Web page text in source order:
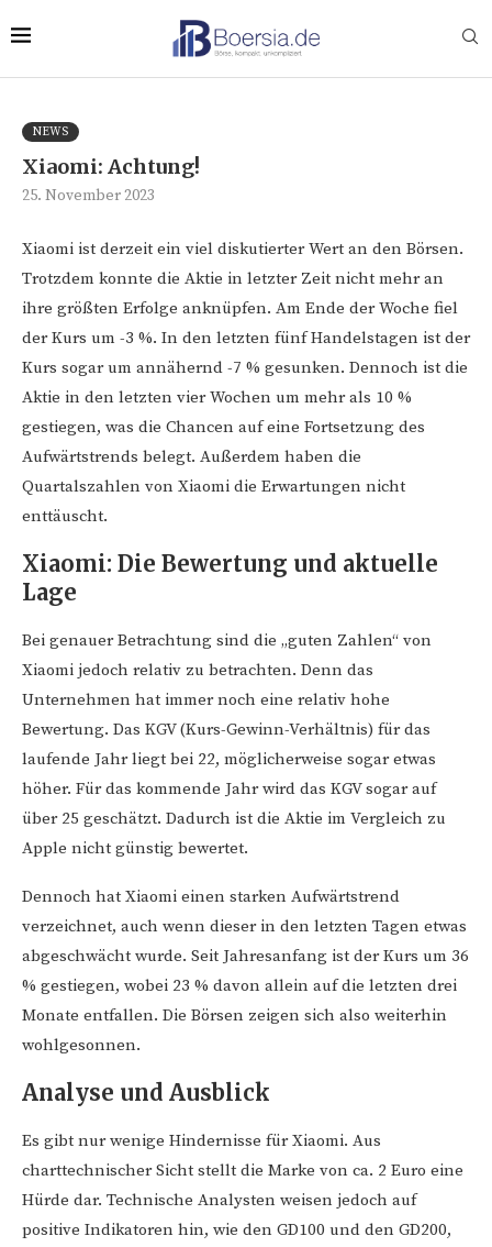
NEWS
Xiaomi: Achtung!
25. November 2023
Xiaomi ist derzeit ein viel diskutierter Wert an den Börsen.
Trotzdem konnte die Aktie in letzter Zeit nicht mehr an
ihre größten Erfolge anknüpfen. Am Ende der Woche fiel
der Kurs um -3 %. In den letzten fünf Handelstagen ist der
Kurs sogar um annähernd -7 % gesunken. Dennoch ist die
Aktie in den letzten vier Wochen um mehr als 10 %
gestiegen, was die Chancen auf eine Fortsetzung des
Aufwärtstrends belegt. Außerdem haben die
Quartalszahlen von Xiaomi die Erwartungen nicht
enttäuscht.
Xiaomi: Die Bewertung und aktuelle
Lage
Bei genauer Betrachtung sind die „guten Zahlen“ von
Xiaomi jedoch relativ zu betrachten. Denn das
Unternehmen hat immer noch eine relativ hohe
Bewertung. Das KGV (Kurs-Gewinn-Verhältnis) für das
laufende Jahr liegt bei 22, möglicherweise sogar etwas
höher. Für das kommende Jahr wird das KGV sogar auf
über 25 geschätzt. Dadurch ist die Aktie im Vergleich zu
Apple nicht günstig bewertet.
Dennoch hat Xiaomi einen starken Aufwärtstrend
verzeichnet, auch wenn dieser in den letzten Tagen etwas
abgeschwächt wurde. Seit Jahresanfang ist der Kurs um 36
% gestiegen, wobei 23 % davon allein auf die letzten drei
Monate entfallen. Die Börsen zeigen sich also weiterhin
wohlgesonnen.
Analyse und Ausblick
Es gibt nur wenige Hindernisse für Xiaomi. Aus
charttechnischer Sicht stellt die Marke von ca. 2 Euro eine
Hürde dar. Technische Analysten weisen jedoch auf
positive Indikatoren hin, wie den GD100 und den GD200,